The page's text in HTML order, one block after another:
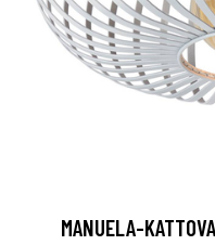
MANUELA-